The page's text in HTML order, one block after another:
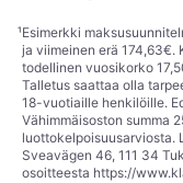
¹Esimerkki
ja viimeinen erä 174,63€.
todellinen vuosikorko
Talletus saattaa olla
18-vuotiaille henkilöille.
Vähimmäisoston summa
luottokelpoisuusarviosta.
Sveavägen 46, 111 34
osoitteesta https://